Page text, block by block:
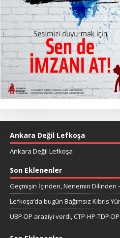
Ankara Değil Lefkoşa
Ankara Değil Lefkoşa
Son Eklenenler
Geçmişin İçinden, Nenemin Dilinden –
Lefkoşa’da bugün Bağımsız Kıbrıs
UBP-DP araziyi verdi, CTP-HP-TDP-